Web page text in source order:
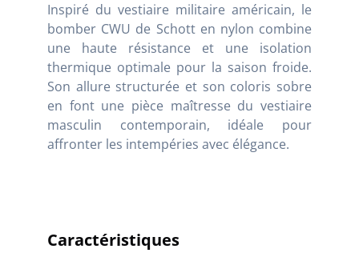
Inspiré du vestiaire militaire américain, le
bomber CWU de Schott en nylon combine
une haute résistance et une isolation
thermique optimale pour la saison froide.
Son allure structurée et son coloris sobre
en font une pièce maîtresse du vestiaire
masculin contemporain, idéale pour
affronter les intempéries avec élégance.
Caractéristiques